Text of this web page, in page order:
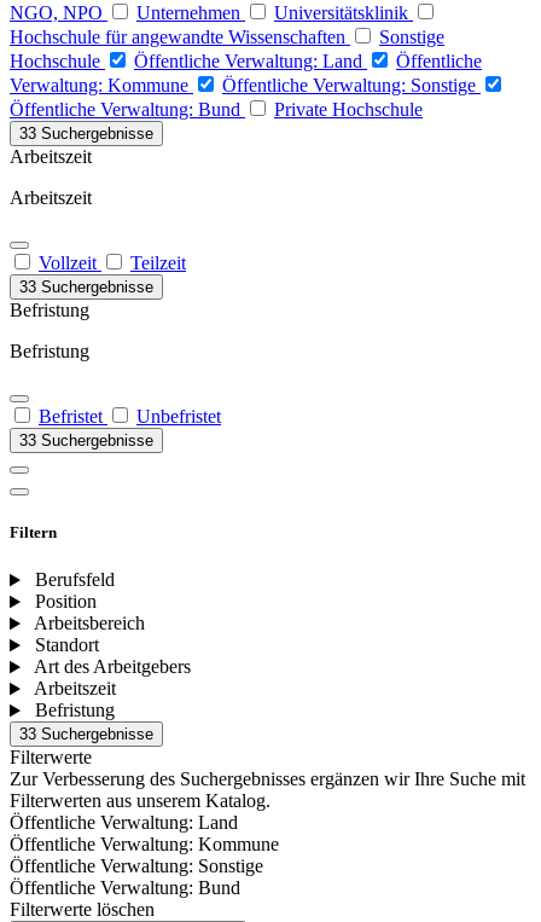
NGO, NPO
Unternehmen
Universitätsklinik
Hochschule für angewandte Wissenschaften
Sonstige
Hochschule
Öffentliche Verwaltung: Land
Öffentliche
Verwaltung: Kommune
Öffentliche Verwaltung: Sonstige
Öffentliche Verwaltung: Bund
Private Hochschule
33 Suchergebnisse
Arbeitszeit
Arbeitszeit
Vollzeit Teilzeit
33 Suchergebnisse
Befristung
Befristung
Befristet Unbefristet
33 Suchergebnisse
Filtern
Berufsfeld
Position
Arbeitsbereich
Standort
Art des Arbeitgebers
Arbeitszeit
Befristung
33 Suchergebnisse
Filterwerte
Zur Verbesserung des Suchergebnisses ergänzen wir Ihre Suche mit
Filterwerten aus unserem Katalog.
Öffentliche Verwaltung: Land
Öffentliche Verwaltung: Kommune
Öffentliche Verwaltung: Sonstige
Öffentliche Verwaltung: Bund
Filterwerte löschen